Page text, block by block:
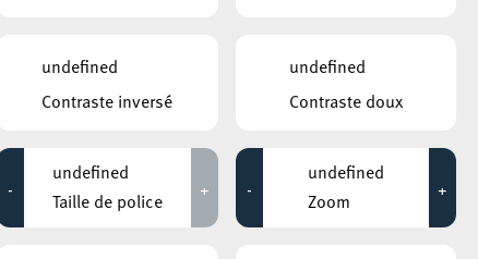
ÉVÉNEMENTS CONTINUS
31 JUILLET 2020
Jusqu'au 31 juillet
– PARKING SQUARE-MILE
undefined
Contraste inversé
undefined
Contraste doux
-
undefined
Taille de police
+ -
undefined
Zoom
+